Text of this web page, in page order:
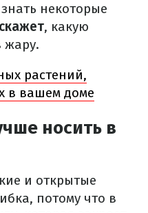
некоторые
, какую
жару.
растений,
в вашем доме
носить в
и открытые
потому что в